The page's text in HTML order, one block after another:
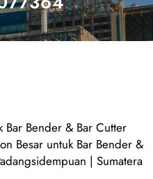
Bar Bender & Bar Cutter
Besar untuk Bar Bender &
| Sumatera